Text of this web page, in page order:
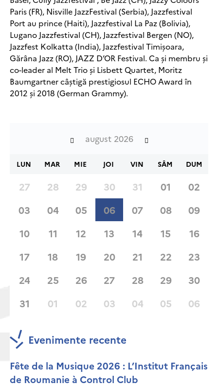
Paris (FR), Nisville JazzFestival (Serbia), Jazzfestival
Port au prince (Haiti), Jazzfestival La Paz (Bolivia),
Lugano Jazzfestival (CH), Jazzfestival Bergen (NO),
Jazzfest Kolkatta (India), Jazzfestival Timișoara,
Gărâna Jazz (RO), JAZZ D’OR Festival. Ca și membru și
co-leader al Melt Trio și Lisbett Quartet, Moritz
Baumgartner câștigă prestigiosul ECHO Award în
2012 și 2018 (German Grammy).
august 2026
LUN MAR MIE JOI VIN SÂM DUM
27 28 29 30 31 01
02
03
04 05 06 07 08
09
10
11 12 13 14 15
16
17
18 19 20 21 22
23
24
25 26 27 28 29
30
31
01 02 03 04 05 06
Evenimente recente
Fête de la Musique 2026 : L’Institut Français
de Roumanie à Control Club